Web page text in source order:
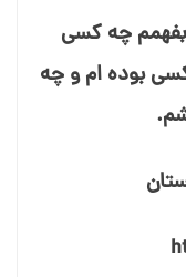
بفهمم چه کسی
بوده⁯ ام و چه